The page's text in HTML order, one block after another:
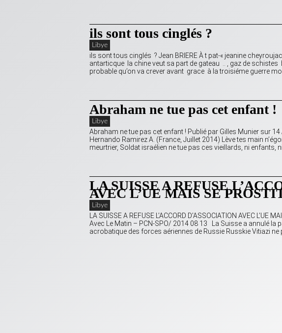
ils sont tous cinglés ?
Libye
ils sont tous cinglés ? Jean BRIERE À t pat-« jeanine
antarticque la chine veut sa part de gateau .. , gaz de
probable qu’on va crever avant grace à la troisiéme guerre
Abraham ne tue pas cet enfant !
Libye
Abraham ne tue pas cet enfant ! Publié par Gilles Munier sur
Hernando Ramirez A. (France, Juillet 2014) Lève tes main
meurtrier, Soldat israélien ne tue pas ces vieillards, ni enfants,
LA SUISSE A REFUSE
AVEC L’UE MAIS SE
Libye
LA SUISSE A REFUSE L’ACCORD D’ASSOCIATION AVEC
Avec Le Matin – PCN-SPO/ 2014 08 13 La Suisse a annulé la
acrobatique des forces aériennes de Russie Russkie Vitiazi ne